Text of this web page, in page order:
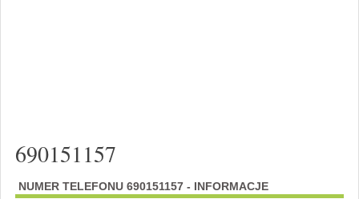
690151157
NUMER TELEFONU 690151157 - INFORMACJE